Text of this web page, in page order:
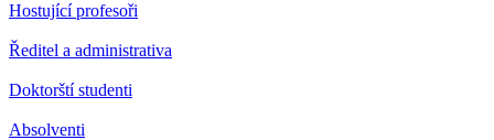
Hostující profesoři
Ředitel a administrativa
Doktorští studenti
Absolventi